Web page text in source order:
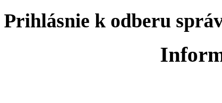
Prihlásnie k odberu